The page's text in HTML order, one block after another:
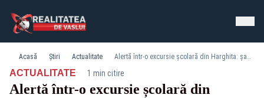
Acasă Știri Actualitate Alertă într-o excursie școlară din Harghita: șapte copii au ajuns la spital cu simptome de toxiinfecție alimentară
ACTUALITATE· 1 min citire
Alertă într-o excursie școlară din